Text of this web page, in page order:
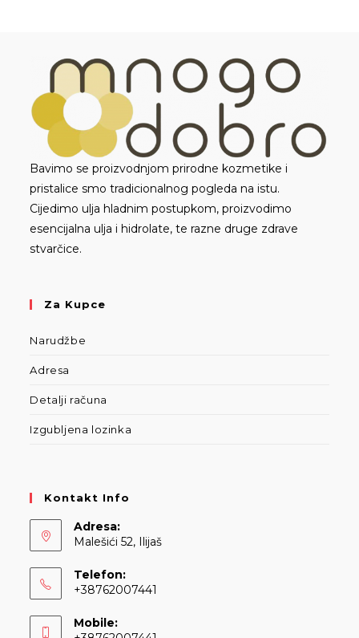
Bavimo se proizvodnjom prirodne kozmetike i
pristalice smo tradicionalnog pogleda na istu.
Cijedimo ulja hladnim postupkom, proizvodimo
esencijalna ulja i hidrolate, te razne druge zdrave
stvarčice.
Za Kupce
Narudžbe
Adresa
Detalji računa
Izgubljena lozinka
Kontakt Info
Adresa:
Malešići 52, Ilijaš
Telefon:
+38762007441
in
Mobile: